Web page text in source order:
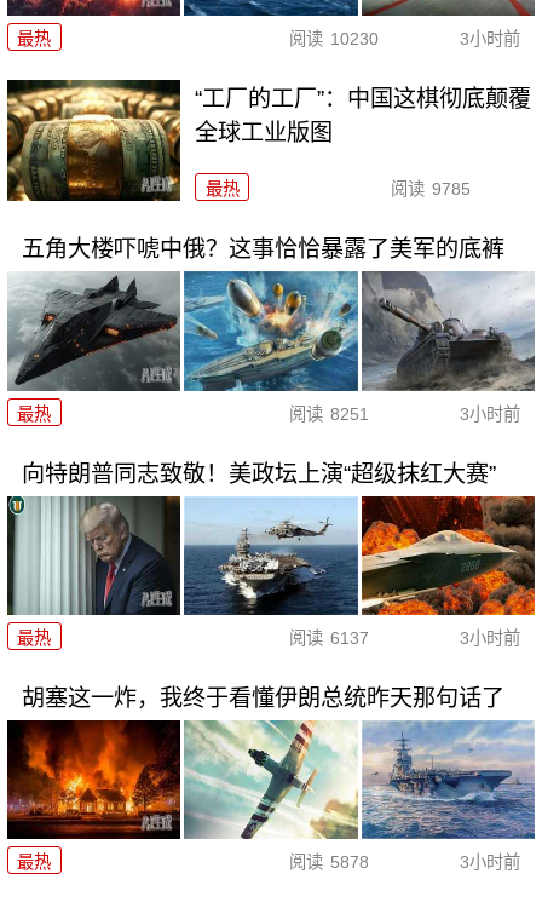
最热 阅读 10230 3小时前
“工厂的工厂”：中国这棋彻底颠覆
全球工业版图
最热 阅读 9785
五角大楼吓唬中俄？这事恰恰暴露了美军的底裤
最热 阅读 8251 3小时前
向特朗普同志致敬！美政坛上演“超级抹红大赛”
最热 阅读 6137 3小时前
胡塞这一炸，我终于看懂伊朗总统昨天那句话了
最热 阅读 5878 3小时前